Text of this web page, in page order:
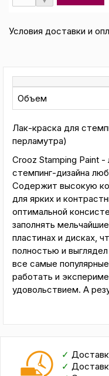
Условия доставки и
Объем
Лак-краска для
перламутра)
Crooz Stamping Paint -
стемпинг-дизайна
Содержит высокую
для ярких и
оптимальной
заполнять
пластинах и дисках,
полностью и
все самые
работать и
удовольствием. А
✓
✓